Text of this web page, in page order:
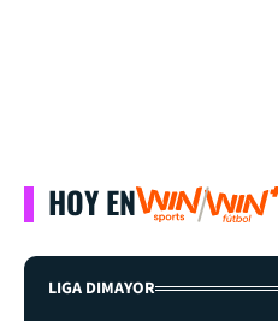
HOY EN
LIGA DIMAYOR